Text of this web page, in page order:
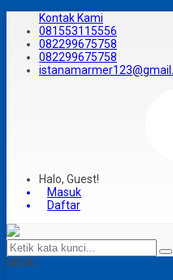
Kontak Kami
081553115556
082299675758
082299675758
Halo, Guest!
Masuk
Daftar
MENU